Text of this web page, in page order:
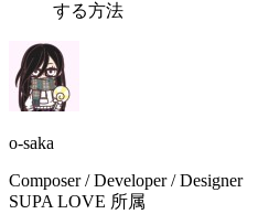
する方法
o-saka
Composer / Developer / Designer
SUPA LOVE 所属